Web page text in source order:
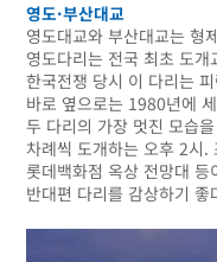
영도·부산대교
영도대교와 부산대교는 형
영도다리는 전국 최초 도
한국전쟁 당시 이 다리는
바로 옆으로는 1980년에
두 다리의 가장 멋진 모습
차례씩 도개하는 오후 2시.
롯데백화점 옥상 전망대
반대편 다리를 감상하기 좋